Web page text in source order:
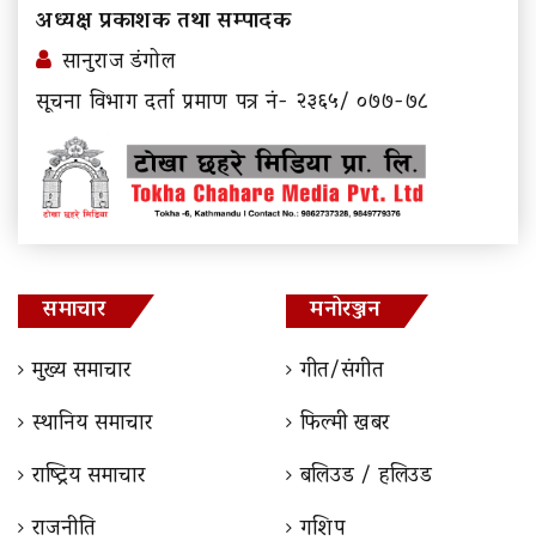
अध्यक्ष प्रकाशक तथा सम्पादक
सानुराज डंगोल
सूचना विभाग दर्ता प्रमाण पत्र नं- २३६५/ ०७७-७८
समाचार
मुख्य समाचार
स्थानिय समाचार
राष्ट्रिय समाचार
राजनीति
मनोरञ्जन
गीत/संगीत
फिल्मी खबर
बलिउड / हलिउड
गशिप